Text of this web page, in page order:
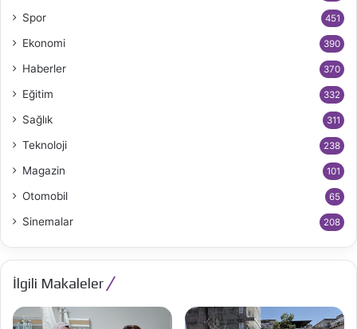
Spor 451
Ekonomi 390
Haberler 370
Eğitim 332
Sağlık 311
Teknoloji 238
Magazin 101
Otomobil 65
Sinemalar 208
İlgili Makaleler